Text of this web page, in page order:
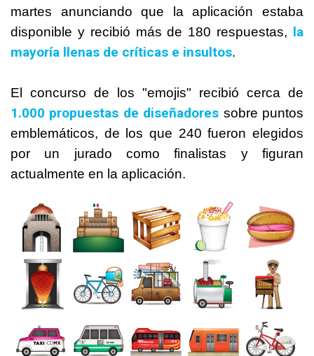
martes anunciando que la aplicación estaba
disponible y recibió más de 180 respuestas, la
mayoría llenas de críticas e insultos.
El concurso de los "emojis" recibió cerca de
1.000 propuestas de diseñadores sobre puntos
emblemáticos, de los que 240 fueron elegidos
por un jurado como finalistas y figuran
actualmente en la aplicación.